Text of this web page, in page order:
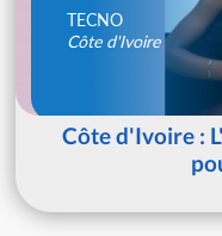
TECNO
Côte d'Ivoire
Côte d'Ivoire :